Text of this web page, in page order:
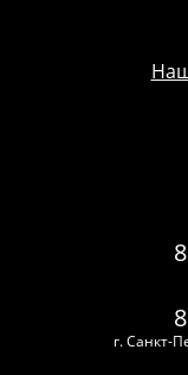
г. Санкт-